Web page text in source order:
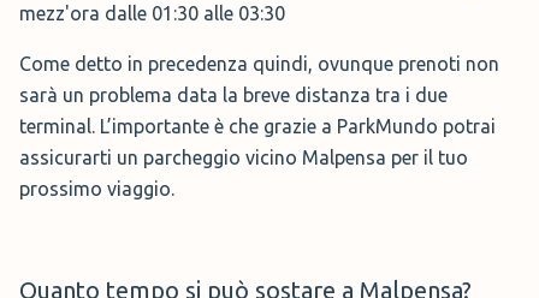
mezz'ora dalle 01:30 alle 03:30
Come detto in precedenza quindi, ovunque prenoti non
sarà un problema data la breve distanza tra i due
terminal. L’importante è che grazie a ParkMundo potrai
assicurarti un parcheggio vicino Malpensa per il tuo
prossimo viaggio.
Quanto tempo si può sostare a Malpensa?